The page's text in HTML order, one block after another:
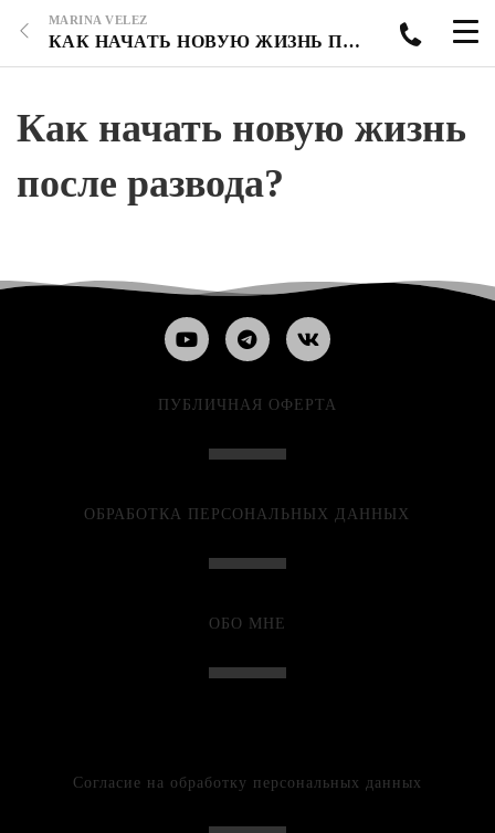
MARINA VELEZ
КАК НАЧАТЬ НОВУЮ ЖИЗНЬ ПОСЛЕ РАЗВОДА?
Как начать новую жизнь
после развода?
ПУБЛИЧНАЯ ОФЕРТА
ОБРАБОТКА ПЕРСОНАЛЬНЫХ ДАННЫХ
ОБО МНЕ
Согласие на обработку персональных данных